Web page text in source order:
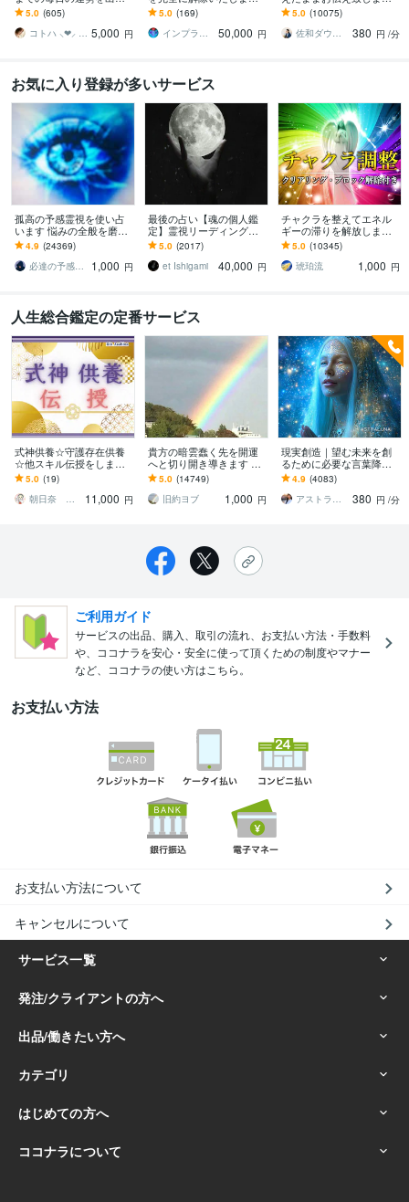
ます 30日×500字のおよそ
1万5千文字で細かく詳細
に記します
5.0 (605)
コトハ ⸜❤︎⸝ 新サービス提供開始✨️ 5,000 円
インプラント全解除創始
者 × 魂の解放・カルマ浄
化・能力開花
5.0 (169)
インプラント全解除創始者｜魂王DaI⭐︎
50,000 円
恋愛、結婚、人間関係、
仕事、人生、ペットの気
持ち等◎祈願付き
5.0 (10075)
佐和ダウジング＆スピリットメンター
380 円 /分
お気に入り登録が多いサービス
孤高の予感霊視を使い占
います 悩みの全般を磨き
上げ、研ぎ澄ました予感
より霊視により導きます
4.9 (24369)
必達の予感霊視 渡邊 潤一
1,000 円
最後の占い【魂の個人鑑
定】霊視リーディング承
ります 運命の地図を手
に、輝く人生を創る｜魂
の全体像を紐解く鑑定
5.0 (2017)
et Ishigami
40,000 円
チャクラを整えてエネル
ギーの滞りを解放します 7
割超リピート！人生を変
えたい人のエネルギー調
整
5.0 (10345)
琥珀流
1,000 円
人生総合鑑定の定番サービス
式神供養☆守護存在供養
☆他スキル伝授をします
式神供養、又は守護存在
供養、他スキル伝授
5.0 (19)
朝日奈 鈴（あさひな りん）
11,000 円
貴方の暗雲蠢く先を開運
へと切り開き導きます 希
望の成就への道！未来が
気になるあなたへ
5.0 (14749)
旧約ヨブ
1,000 円
現実創造｜望む未来を創
るために必要な言葉降ろ
します 透視◉恋愛・仕事・
人生、具体的なアドバイ
スを伝えます
4.9 (4083)
アストラ・ルナ
380 円 /分
ご利用ガイド
サービスの出品、購入、取引の流れ、お支払い方法・手数料
や、ココナラを安心・安全に使って頂くための制度やマナー
など、ココナラの使い方はこちら。
お支払い方法
お支払い方法について
キャンセルについて